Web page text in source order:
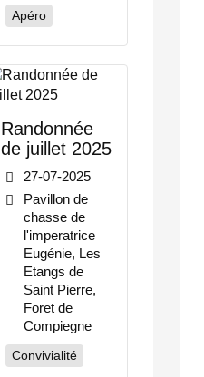
Apéro
Randonnée
de juillet 2025
27-07-2025
Pavillon de
chasse de
l'imperatrice
Eugénie, Les
Etangs de
Saint Pierre,
Foret de
Compiegne
Convivialité